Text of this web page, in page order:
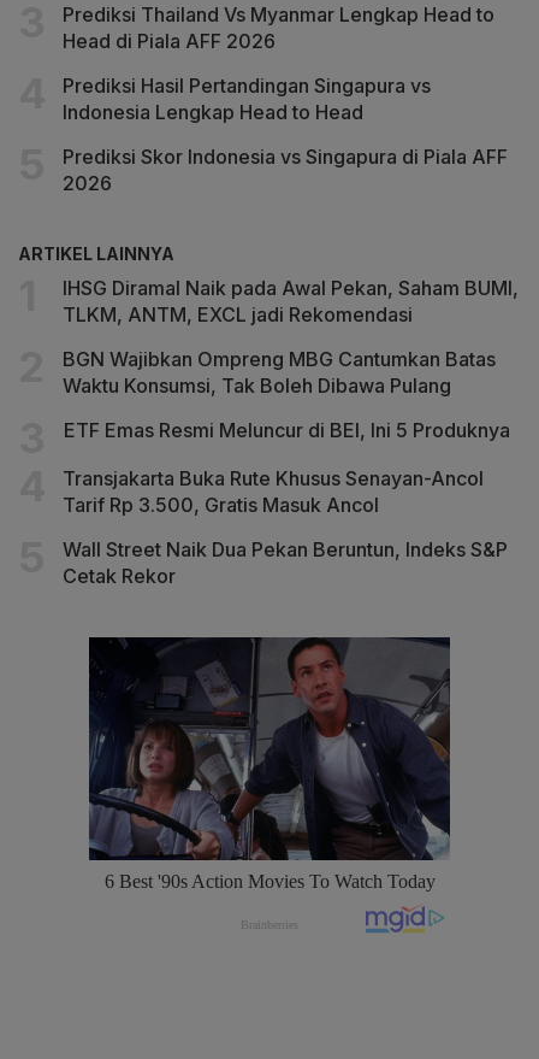
Prediksi Thailand Vs Myanmar Lengkap Head to
Head di Piala AFF 2026
Prediksi Hasil Pertandingan Singapura vs
Indonesia Lengkap Head to Head
Prediksi Skor Indonesia vs Singapura di Piala AFF
2026
ARTIKEL LAINNYA
IHSG Diramal Naik pada Awal Pekan, Saham BUMI,
TLKM, ANTM, EXCL jadi Rekomendasi
BGN Wajibkan Ompreng MBG Cantumkan Batas
Waktu Konsumsi, Tak Boleh Dibawa Pulang
ETF Emas Resmi Meluncur di BEI, Ini 5 Produknya
Transjakarta Buka Rute Khusus Senayan-Ancol
Tarif Rp 3.500, Gratis Masuk Ancol
Wall Street Naik Dua Pekan Beruntun, Indeks S&P
Cetak Rekor